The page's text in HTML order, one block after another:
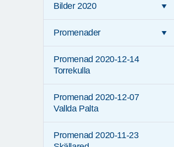
Bilder 2020
Promenader
Promenad 2020-12-14
Torrekulla
Promenad 2020-12-07
Vallda Palta
Promenad 2020-11-23